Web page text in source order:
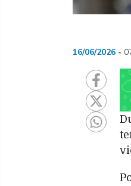
16/06/2026